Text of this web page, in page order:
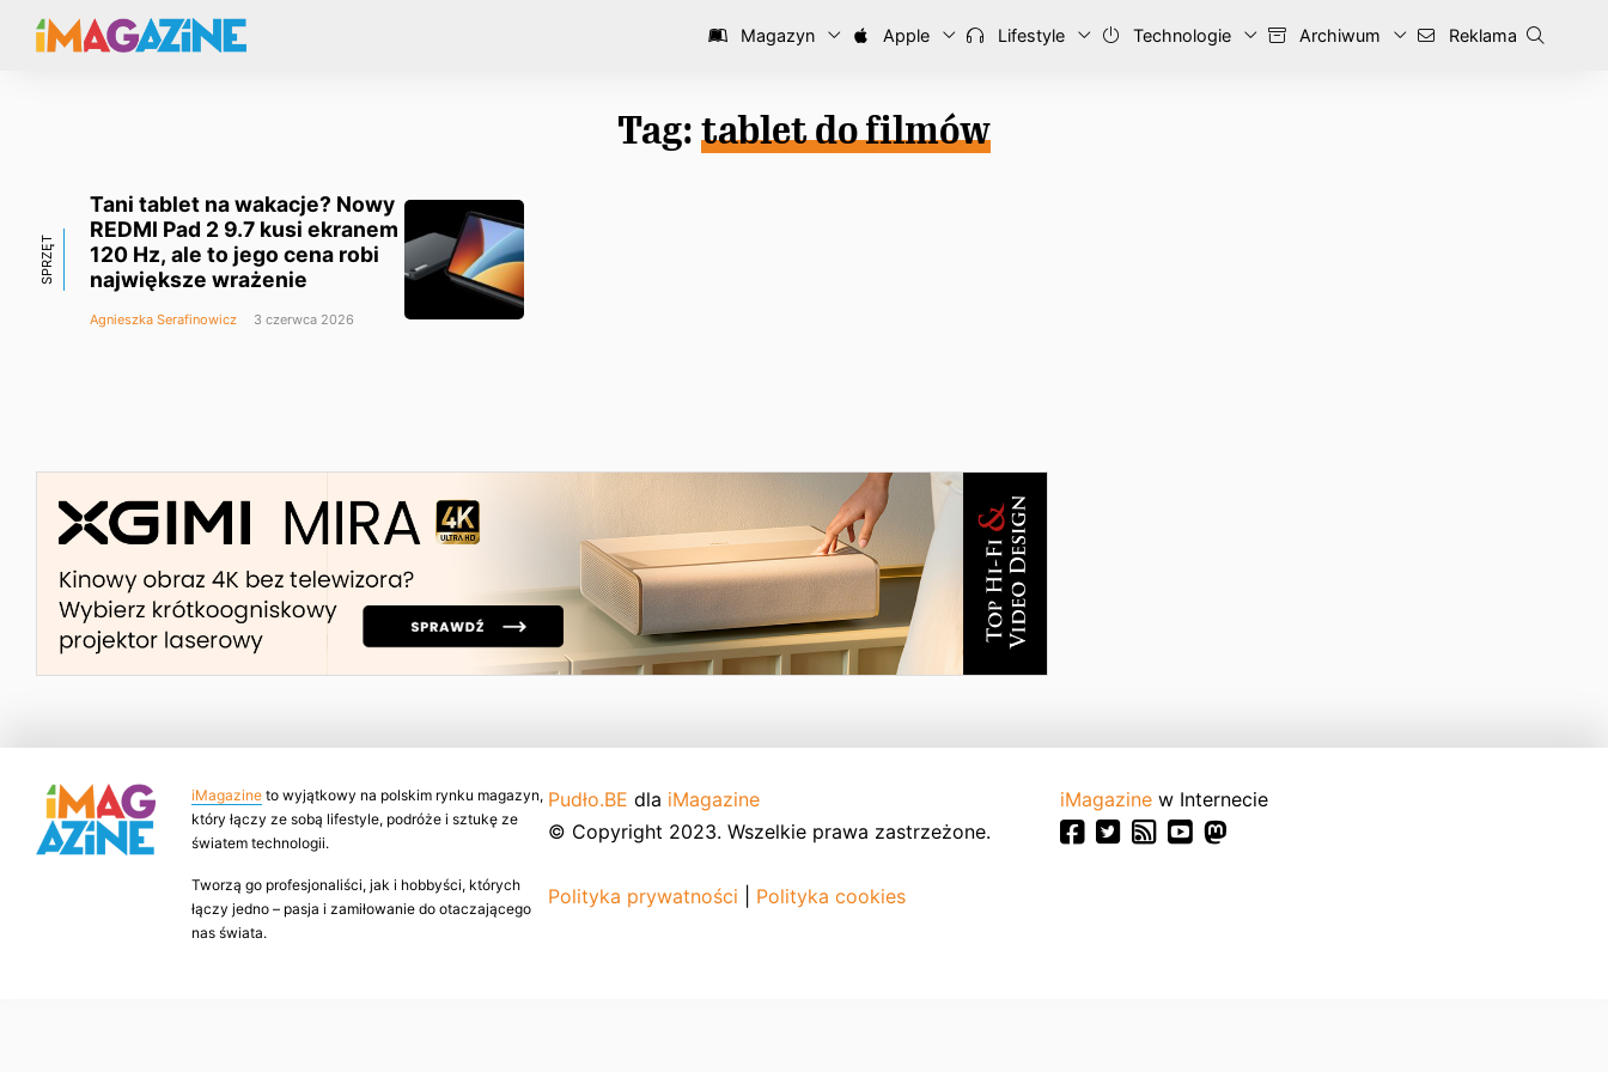
Magazyn Apple Lifestyle Technologie Archiwum Reklama
Tag: tablet do filmów
SPRZĘT
Tani tablet na wakacje? Nowy
REDMI Pad 2 9.7 kusi ekranem
120 Hz, ale to jego cena robi
największe wrażenie
Agnieszka Serafinowicz 3 czerwca 2026
iMagazine to wyjątkowy na polskim rynku magazyn,
który łączy ze sobą lifestyle, podróże i sztukę ze
światem technologii.
Tworzą go profesjonaliści, jak i hobbyści, których
łączy jedno – pasja i zamiłowanie do otaczającego
nas świata.
Pudło.BE dla iMagazine
© Copyright 2023. Wszelkie prawa zastrzeżone.
Polityka prywatności Polityka cookies
iMagazine w Internecie